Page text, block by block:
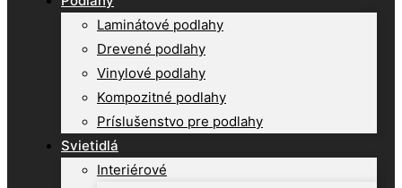
Laminátové podlahy
Drevené podlahy
Vinylové podlahy
Kompozitné podlahy
Príslušenstvo pre podlahy
Svietidlá
Interiérové